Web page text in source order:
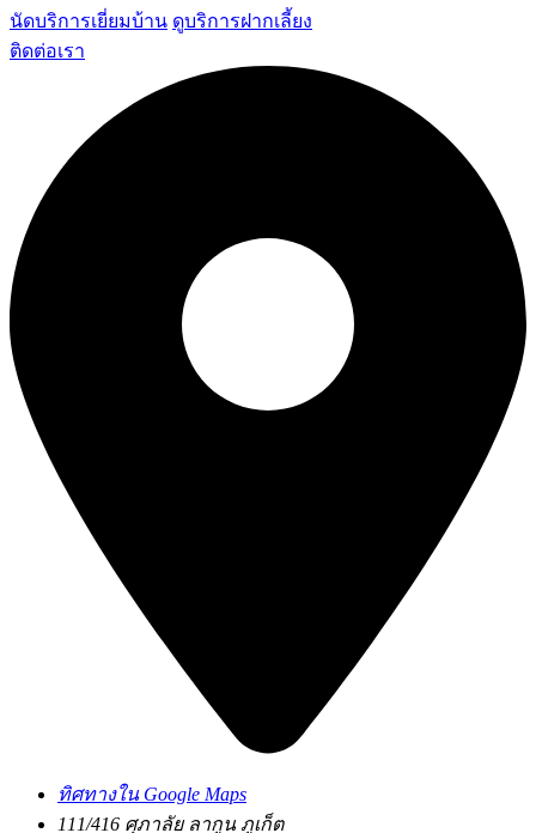
นัดบริการเยี่ยมบ้าน ดูบริการฝากเลี้ยง
ติดต่อเรา
ทิศทางใน Google Maps
111/416 ศุภาลัย ลากูน ภูเก็ต